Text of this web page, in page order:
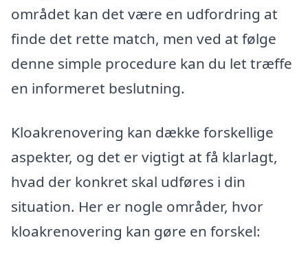
området kan det være en udfordring at
finde det rette match, men ved at følge
denne simple procedure kan du let træffe
en informeret beslutning.
Kloakrenovering kan dække forskellige
aspekter, og det er vigtigt at få klarlagt,
hvad der konkret skal udføres i din
situation. Her er nogle områder, hvor
kloakrenovering kan gøre en forskel: